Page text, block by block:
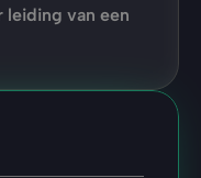
leiding van een